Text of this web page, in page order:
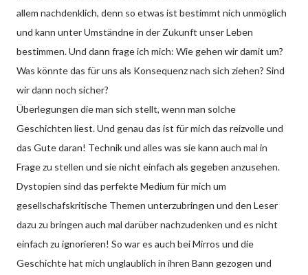
allem nachdenklich, denn so etwas ist bestimmt nich unmöglich
und kann unter Umständne in der Zukunft unser Leben
bestimmen. Und dann frage ich mich: Wie gehen wir damit um?
Was könnte das für uns als Konsequenz nach sich ziehen? Sind
wir dann noch sicher?
Überlegungen die man sich stellt, wenn man solche
Geschichten liest. Und genau das ist für mich das reizvolle und
das Gute daran! Technik und alles was sie kann auch mal in
Frage zu stellen und sie nicht einfach als gegeben anzusehen.
Dystopien sind das perfekte Medium für mich um
gesellschafskritische Themen unterzubringen und den Leser
dazu zu bringen auch mal darüber nachzudenken und es nicht
einfach zu ignorieren! So war es auch bei Mirros und die
Geschichte hat mich unglaublich in ihren Bann gezogen und